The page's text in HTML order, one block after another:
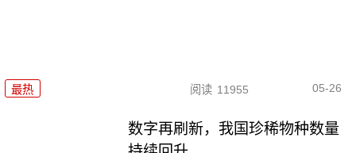
最热 阅读 11955 05-26
数字再刷新，我国珍稀物种数量